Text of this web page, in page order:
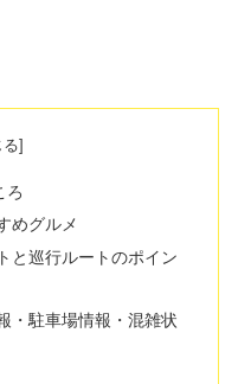
ろ
めグルメ
と巡行ルートのポイン
・駐車場情報・混雑状